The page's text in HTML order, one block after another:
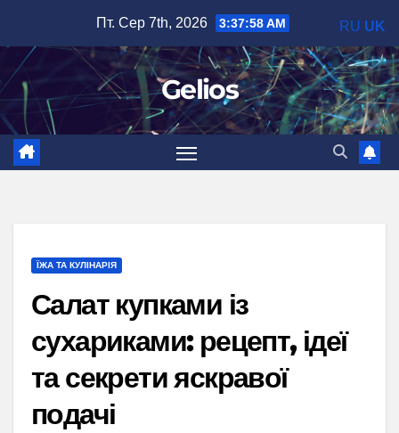
вмісту
Пт. Сер 7th, 2026 3:37:59 AM
Gelios
ЇЖА ТА КУЛІНАРІЯ
Салат купками із
сухариками: рецепт, ідеї
та секрети яскравої
подачі
RU UK